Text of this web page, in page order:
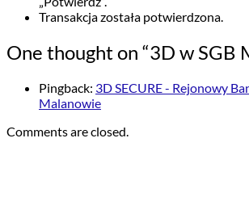
Transakcja została potwierdzona.
One thought on “3D w SGB
Pingback: 3D SECURE - Rejonowy
Malanowie
Comments are closed.